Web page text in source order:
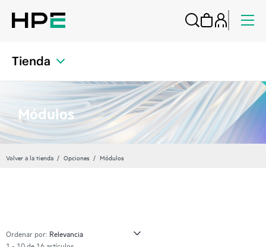
Tienda
Módulos
Volver a la tienda Opciones Módulos
Ordenar por: